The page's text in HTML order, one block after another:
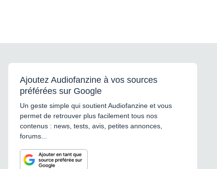
Ajoutez Audiofanzine à vos sources
préférées sur Google
Un geste simple qui soutient Audiofanzine et vous
permet de retrouver plus facilement tous nos
contenus : news, tests, avis, petites annonces,
forums...